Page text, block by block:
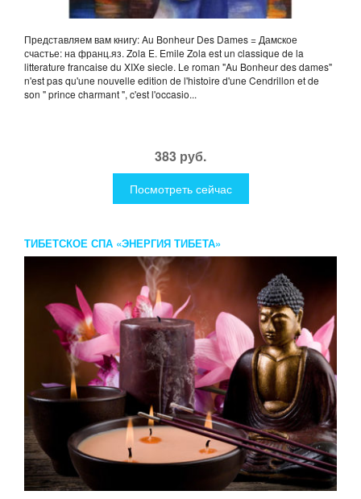
Представляем вам книгу: Au Bonheur Des Dames = Дамское
счастье: на франц.яз. Zola E. Emile Zola est un classique de la
litterature francaise du XIXe siecle. Le roman "Au Bonheur des dames"
n'est pas qu'une nouvelle edition de l'histoire d'une Cendrillon et de
son " prince charmant ", c'est l'occasio...
383 руб.
Посмотреть сейчас
ТИБЕТСКОЕ СПА «ЭНЕРГИЯ ТИБЕТА»